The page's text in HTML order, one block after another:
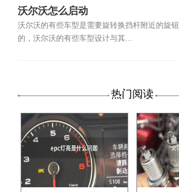
沃尔沃怎么启动
沃尔沃的有些车型是需要旋转换挡杆附近的旋钮
的，沃尔沃的有些车型设计与其...
热门阅读